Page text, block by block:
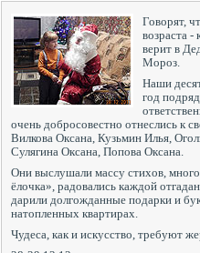
Говорят,
возраста -
верит в
Мороз.
Наши
год
очень добросовестно отнеслись к
Вилкова Оксана, Кузьмин Илья,
Сулягина Оксана, Попова Оксана.
Они выслушали массу стихов,
ёлочка», радовались каждой
дарили долгожданные подарки и
натопленных квартирах.
Чудеса, как и искусство, требуют